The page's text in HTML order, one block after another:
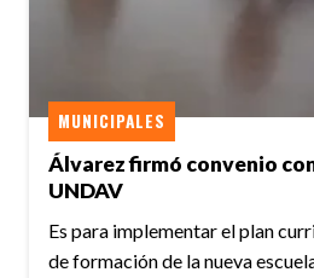
Álvarez firmó convenio
UNDAV
MUNICIPALES
Es para implementar el plan
de formación de la nueva